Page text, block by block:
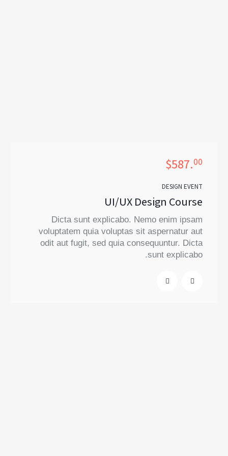
$587.00
DESIGN EVENT
UI/UX Design Course
Dicta sunt explicabo. Nemo enim ipsam
voluptatem quia voluptas sit aspernatur aut
odit aut fugit, sed quia consequuntur. Dicta
sunt explicabo.